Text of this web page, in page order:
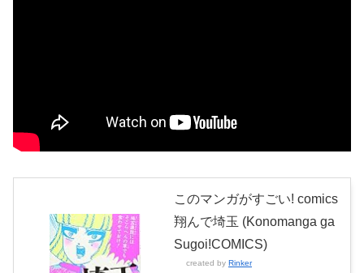
このマンガがすごい! comics
翔んで埼玉 (Konomanga ga
Sugoi!COMICS)
created by Rinker